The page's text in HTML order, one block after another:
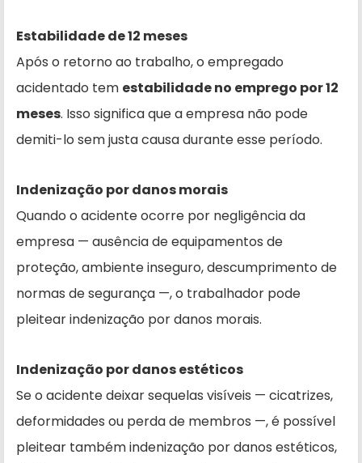
Estabilidade de 12 meses
Após o retorno ao trabalho, o empregado
acidentado tem estabilidade no emprego por 12
meses. Isso significa que a empresa não pode
demiti-lo sem justa causa durante esse período.
Indenização por danos morais
Quando o acidente ocorre por negligência da
empresa — ausência de equipamentos de
proteção, ambiente inseguro, descumprimento de
normas de segurança —, o trabalhador pode
pleitear indenização por danos morais.
Indenização por danos estéticos
Se o acidente deixar sequelas visíveis — cicatrizes,
deformidades ou perda de membros —, é possível
pleitear também indenização por danos estéticos,